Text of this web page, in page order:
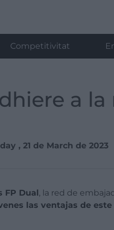
Competitivitat
a
, 21 de March de 2023
FP Dual, la red de
las ventajas de